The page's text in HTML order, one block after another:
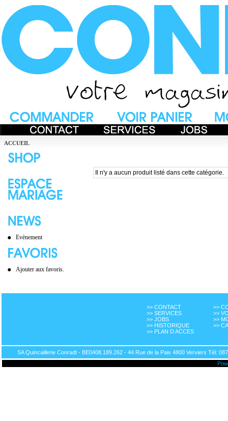
ACCUEIL
Evènement
Ajouter aux favoris.
Il n'y a aucun produit listé dans cette catégorie.
>> CONTACT
>> SERVICES
>> JOBS
>> HISTORIQUE
>> PLAN D ACCES
>>
>>
>>
>>
SA Quincaillerie Conradt - BE0408.189.262 - 44 Rue de la Paix 4800 Verviers Tél: